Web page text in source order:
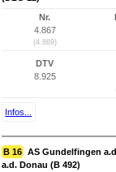
Nr.
4.867
(4.869)
DTV
8.925
Infos...
B 16 AS Gundelfingen
a.d. Donau (B 492)